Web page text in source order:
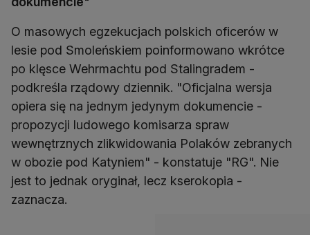
O masowych egzekucjach polskich oficerów w
lesie pod Smoleńskiem poinformowano wkrótce
po klęsce Wehrmachtu pod Stalingradem -
podkreśla rządowy dziennik. "Oficjalna wersja
opiera się na jednym jedynym dokumencie -
propozycji ludowego komisarza spraw
wewnętrznych zlikwidowania Polaków zebranych
w obozie pod Katyniem" - konstatuje "RG". Nie
jest to jednak oryginał, lecz kserokopia -
zaznacza.